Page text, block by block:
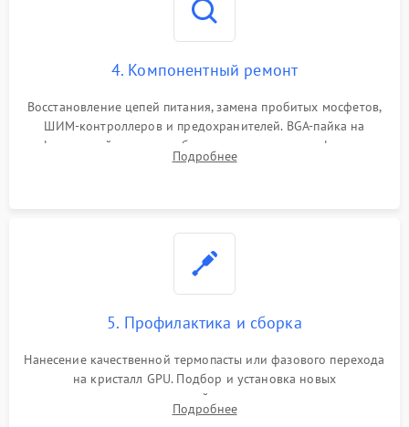
4. Компонентный ремонт
Восстановление цепей питания, замена пробитых мосфетов,
ШИМ-контроллеров и предохранителей. BGA-пайка на
инфракрасной станции реболлинг или замена графического
чипа и дефектной памяти GDDR. Прошивка BIOS
Подробнее
5. Профилактика и сборка
Нанесение качественной термопасты или фазового перехода
на кристалл GPU. Подбор и установка новых
термопрокладок правильной толщины на память и цепи
питания. Монтаж радиатора и бэкплейта, подключение и
Подробнее